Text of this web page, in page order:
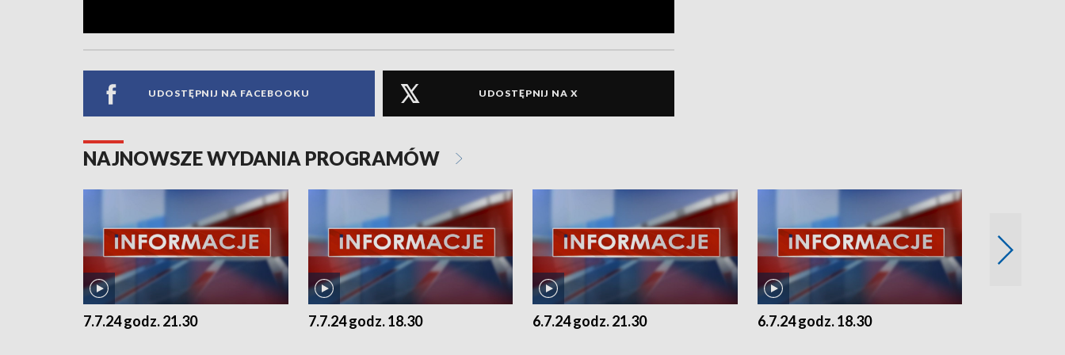
UDOSTĘPNIJ NA FACEBOOKU UDOSTĘPNIJ NA X
NAJNOWSZE WYDANIA PROGRAMÓW
7.7.24 godz. 21.30 7.7.24 godz. 18.30 6.7.24 godz. 21.30 6.7.24 godz. 18.30